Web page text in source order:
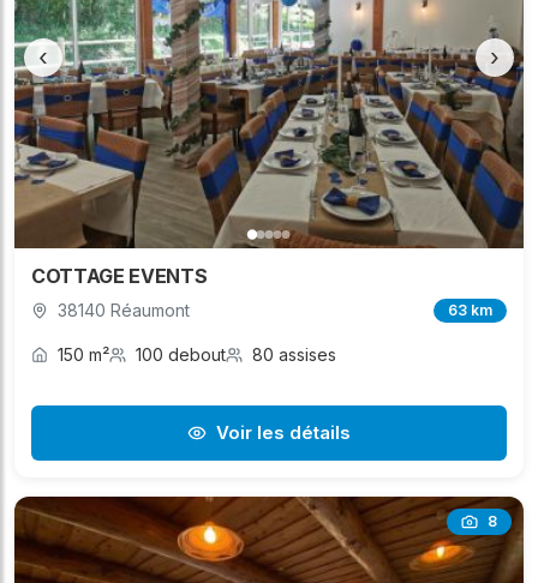
‹ ›
COTTAGE EVENTS
38140 Réaumont 63 km
150 m² 100 debout 80 assises
Voir les détails
8